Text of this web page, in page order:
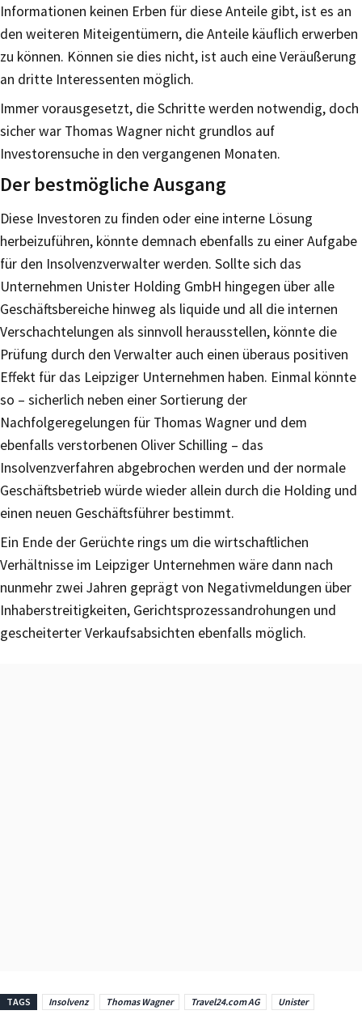
Informationen keinen Erben für diese Anteile gibt, ist es an
den weiteren Miteigentümern, die Anteile käuflich erwerben
zu können. Können sie dies nicht, ist auch eine Veräußerung
an dritte Interessenten möglich.
Immer vorausgesetzt, die Schritte werden notwendig, doch
sicher war Thomas Wagner nicht grundlos auf
Investorensuche in den vergangenen Monaten.
Der bestmögliche Ausgang
Diese Investoren zu finden oder eine interne Lösung
herbeizuführen, könnte demnach ebenfalls zu einer Aufgabe
für den Insolvenzverwalter werden. Sollte sich das
Unternehmen Unister Holding GmbH hingegen über alle
Geschäftsbereiche hinweg als liquide und all die internen
Verschachtelungen als sinnvoll herausstellen, könnte die
Prüfung durch den Verwalter auch einen überaus positiven
Effekt für das Leipziger Unternehmen haben. Einmal könnte
so – sicherlich neben einer Sortierung der
Nachfolgeregelungen für Thomas Wagner und dem
ebenfalls verstorbenen Oliver Schilling – das
Insolvenzverfahren abgebrochen werden und der normale
Geschäftsbetrieb würde wieder allein durch die Holding und
einen neuen Geschäftsführer bestimmt.
Ein Ende der Gerüchte rings um die wirtschaftlichen
Verhältnisse im Leipziger Unternehmen wäre dann nach
nunmehr zwei Jahren geprägt von Negativmeldungen über
Inhaberstreitigkeiten, Gerichtsprozessandrohungen und
gescheiterter Verkaufsabsichten ebenfalls möglich.
TAGS Insolvenz Thomas Wagner Travel24.com AG Unister